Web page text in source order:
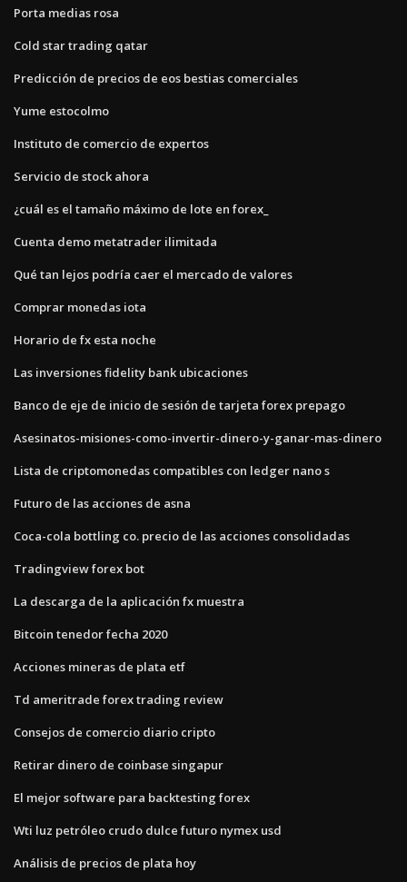
Porta medias rosa
Cold star trading qatar
Predicción de precios de eos bestias comerciales
Yume estocolmo
Instituto de comercio de expertos
Servicio de stock ahora
¿cuál es el tamaño máximo de lote en forex_
Cuenta demo metatrader ilimitada
Qué tan lejos podría caer el mercado de valores
Comprar monedas iota
Horario de fx esta noche
Las inversiones fidelity bank ubicaciones
Banco de eje de inicio de sesión de tarjeta forex prepago
Asesinatos-misiones-como-invertir-dinero-y-ganar-mas-dinero
Lista de criptomonedas compatibles con ledger nano s
Futuro de las acciones de asna
Coca-cola bottling co. precio de las acciones consolidadas
Tradingview forex bot
La descarga de la aplicación fx muestra
Bitcoin tenedor fecha 2020
Acciones mineras de plata etf
Td ameritrade forex trading review
Consejos de comercio diario cripto
Retirar dinero de coinbase singapur
El mejor software para backtesting forex
Wti luz petróleo crudo dulce futuro nymex usd
Análisis de precios de plata hoy